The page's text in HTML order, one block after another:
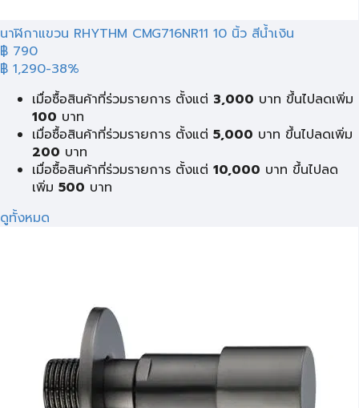
นาฬิกาแขวน RHYTHM CMG716NR11 10 นิ้ว สีน้ำเงิน
฿ 790
฿ 1,290-38%
เมื่อซื้อสินค้าที่ร่วมรายการ ตั้งแต่ 3,000 บาท ขึ้นไปลดเพิ่ม
100 บาท
เมื่อซื้อสินค้าที่ร่วมรายการ ตั้งแต่ 5,000 บาท ขึ้นไปลดเพิ่ม
200 บาท
เมื่อซื้อสินค้าที่ร่วมรายการ ตั้งแต่ 10,000 บาท ขึ้นไปลด
เพิ่ม 500 บาท
ดูทั้งหมด